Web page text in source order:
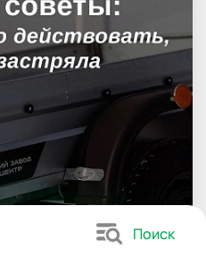
застряла в снегу?
Поиск